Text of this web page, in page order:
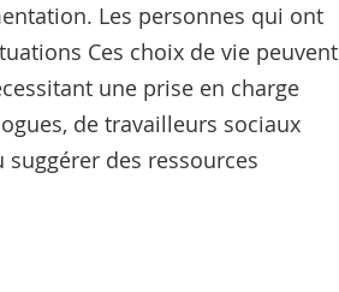
Les personnes qui ont
Ces choix de vie peuvent
une prise en charge
de travailleurs sociaux
des ressources